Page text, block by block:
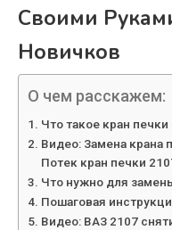
Своими
Новичков
О чем расскажем:
Что такое кран
Видео: Замена крана
Потек кран печки
Что нужно для
Пошаговая
Видео: ВАЗ 2107